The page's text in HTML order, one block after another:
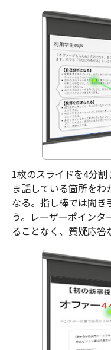
1枚のスライドを4分
ま話している箇所を
なる。指し棒では聞き
う。レーザーポイン
ることなく、質疑応答